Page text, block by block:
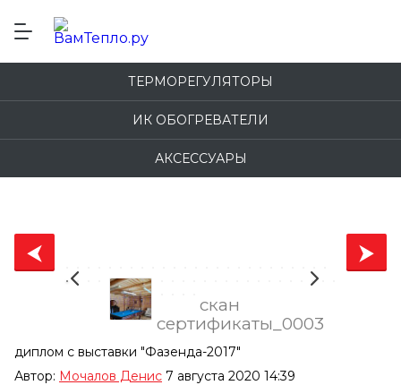
ТЕРМОРЕГУЛЯТОРЫ
ИК ОБОГРЕВАТЕЛИ
АКСЕССУАРЫ
скан
сертификаты_0003
диплом с выставки "Фазенда-2017"
Автор: Мочалов Денис 7 августа 2020 14:39